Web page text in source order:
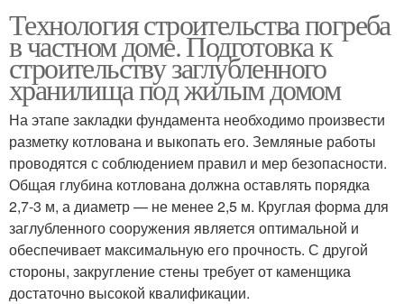
Технология строительства погреба
в частном доме. Подготовка к
строительству заглубленного
хранилища под жилым домом
На этапе закладки фундамента необходимо произвести
разметку котлована и выкопать его. Земляные работы
проводятся с соблюдением правил и мер безопасности.
Общая глубина котлована должна оставлять порядка
2,7-3 м, а диаметр — не менее 2,5 м. Круглая форма для
заглубленного сооружения является оптимальной и
обеспечивает максимальную его прочность. С другой
стороны, закругление стены требует от каменщика
достаточно высокой квалификации.